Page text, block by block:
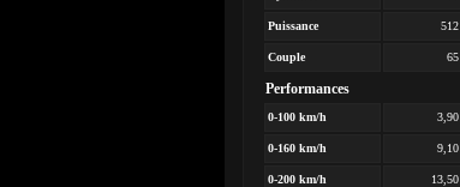
Puissance 512
Couple 65
Performances
0-100 km/h 3,90
0-160 km/h 9,10
0-200 km/h 13,50